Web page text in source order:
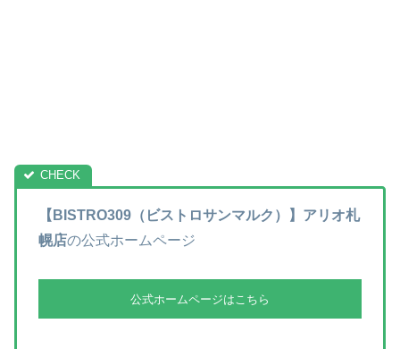
【BISTRO309（ビストロサンマルク）】アリオ札
幌店の公式ホームページ
公式ホームページはこちら